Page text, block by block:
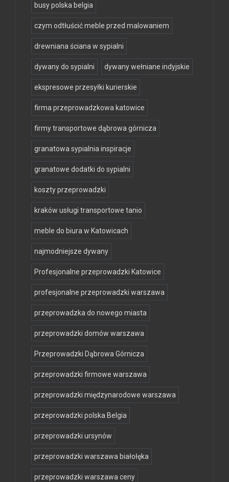
busy polska belgia
czym odtłuścić meble przed malowaniem
drewniana ściana w sypialni
dywany do sypialni dywany wełniane indyjskie
ekspresowe przesyłki kurierskie
firma przeprowadzkowa katowice
firmy transportowe dąbrowa górnicza
granatowa sypialnia inspiracje
granatowe dodatki do sypialni
koszty przeprowadzki
kraków usługi transportowe tanio
meble do biura w Katowicach
najmodniejsze dywany
Profesjonalne przeprowadzki Katowice
profesjonalne przeprowadzki warszawa
przeprowadzka do nowego miasta
przeprowadzki domów warszawa
Przeprowadzki Dąbrowa Górnicza
przeprowadzki firmowe warszawa
przeprowadzki międzynarodowe warszawa
przeprowadzki polska Belgia
przeprowadzki ursynów
przeprowadzki warszawa białołęka
przeprowadzki warszawa ceny